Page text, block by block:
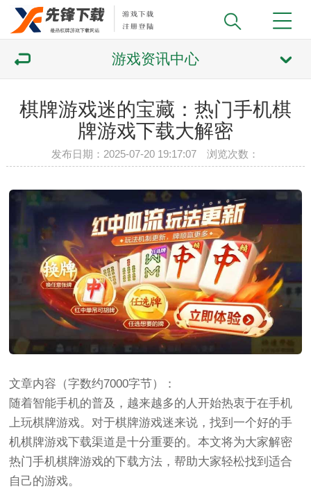
游戏资讯中心
棋牌游戏迷的宝藏：热门手机棋
牌游戏下载大解密
发布日期：2025-07-20 19:17:07 浏览次数：
文章内容（字数约7000字节）：
随着智能手机的普及，越来越多的人开始热衷于在手机
上玩棋牌游戏。对于棋牌游戏迷来说，找到一个好的手
机棋牌游戏下载渠道是十分重要的。本文将为大家解密
热门手机棋牌游戏的下载方法，帮助大家轻松找到适合
自己的游戏。